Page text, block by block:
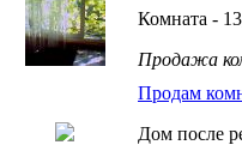
Комната -
Продажа
Продам
Дом после